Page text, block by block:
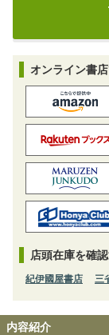
オンライン書
店頭在庫を確
紀伊國屋書店 三
内容紹介